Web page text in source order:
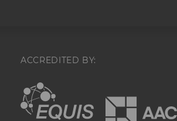
ACCREDITED BY:
EQUIS
_hjIncludedInPageviewSample